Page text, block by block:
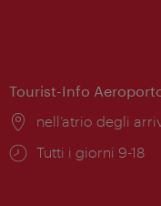
Tourist-Info
Posizione:
nell’atrio degli
Orari
Tutti i giorni 9-18